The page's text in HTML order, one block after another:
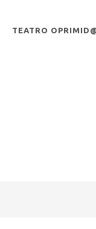
TEATRO